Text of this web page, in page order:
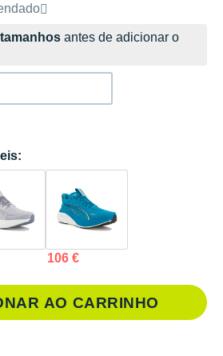
pela marca
antes de adicionar o
106 €
AO CARRINHO